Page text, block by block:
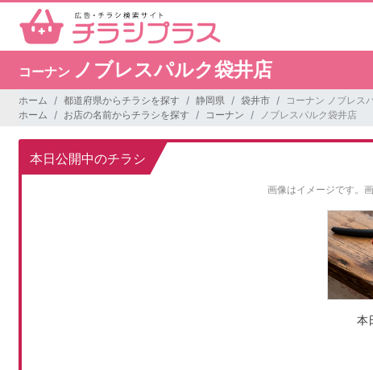
コーナン ノブレスパルク袋井店
ホーム 都道府県からチラシを探す 静岡県 袋井市
コーナン ノブレス
ホーム
お店の名前からチラシを探す コーナン ノブレスパルク袋井店
本日公開中のチラシ
画像はイメージです。
本